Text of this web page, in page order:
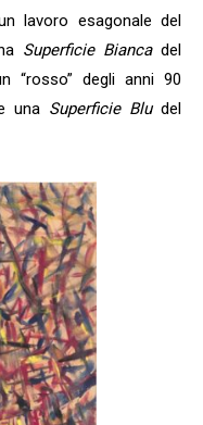
lavoro esagonale del
Superficie Biancadel
“rosso” degli anni 90
una Superficie Bludel